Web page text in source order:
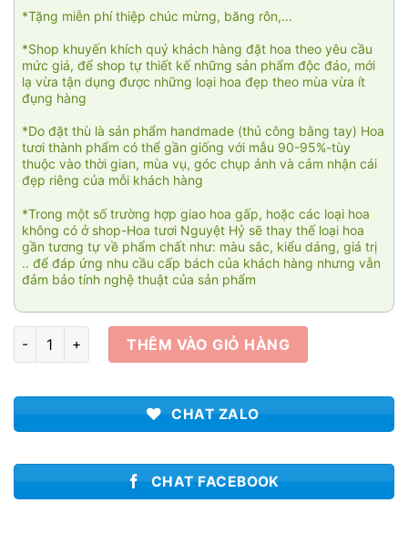
*Tặng miễn phí thiệp chúc mừng, băng rôn,...
*Shop khuyến khích quý khách hàng đặt hoa theo yêu cầu
mức giá, để shop tự thiết kế những sản phẩm độc đáo, mới
lạ vừa tận dụng được những loại hoa đẹp theo mùa vừa ít
đụng hàng
*Do đặt thù là sản phẩm handmade (thủ công bằng tay) Hoa
tươi thành phẩm có thể gần giống với mẫu 90-95%-tùy
thuộc vào thời gian, mùa vụ, góc chụp ảnh và cảm nhận cái
đẹp riêng của mỗi khách hàng
*Trong một số trường hợp giao hoa gấp, hoặc các loại hoa
không có ở shop-Hoa tươi Nguyệt Hỷ sẽ thay thế loại hoa
gần tương tự về phẩm chất như: màu sắc, kiểu dáng, giá trị
.. để đáp ứng nhu cầu cấp bách của khách hàng nhưng vẫn
đảm bảo tính nghệ thuật của sản phẩm
Passionnant 007 số lượngTHÊM VÀO GIỎ HÀNG
CHAT ZALO
CHAT FACEBOOK